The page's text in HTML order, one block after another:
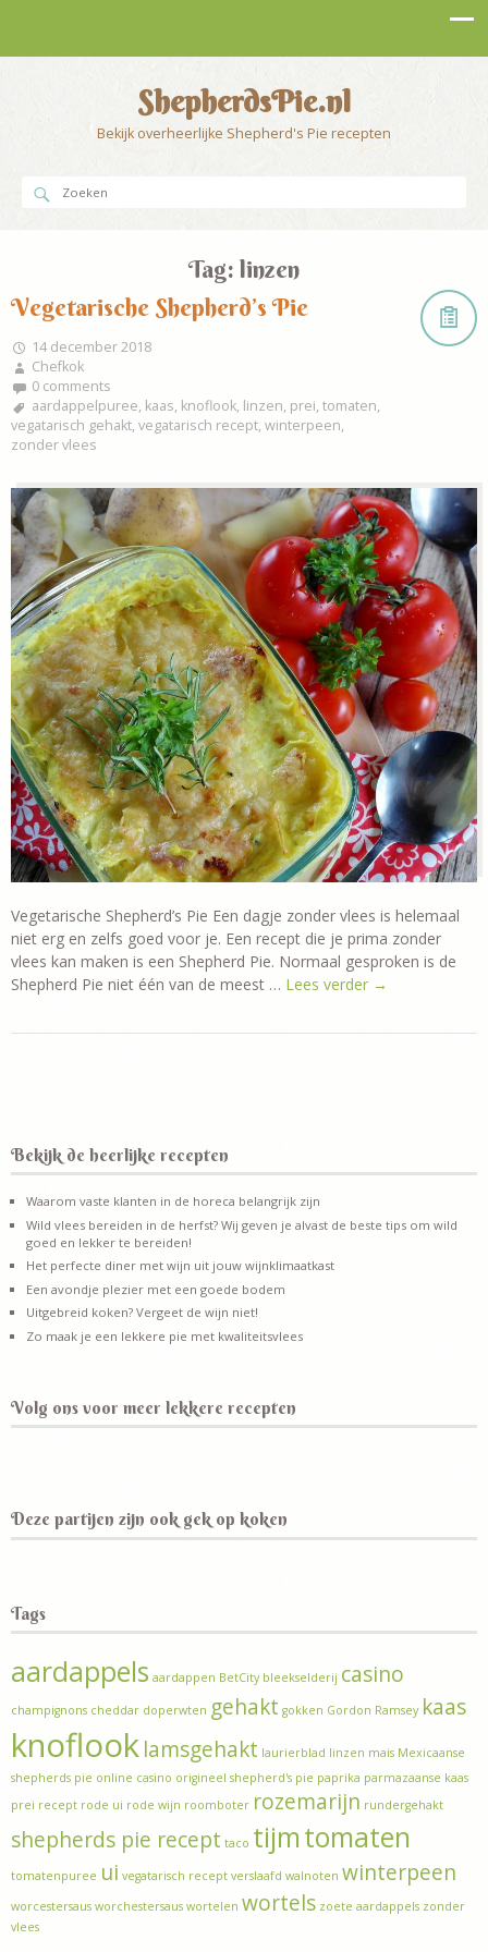
ShepherdsPie.nl
Bekijk overheerlijke Shepherd's Pie recepten
Tag: linzen
Vegetarische Shepherd’s Pie
14 december 2018
Chefkok
0 comments
aardappelpuree, kaas, knoflook, linzen, prei, tomaten,
vegatarisch gehakt, vegatarisch recept, winterpeen,
zonder vlees
Vegetarische Shepherd’s Pie Een dagje zonder vlees is helemaal
niet erg en zelfs goed voor je. Een recept die je prima zonder
vlees kan maken is een Shepherd Pie. Normaal gesproken is de
Shepherd Pie niet één van de meest … Lees verder →
Bekijk de heerlijke recepten
Waarom vaste klanten in de horeca belangrijk zijn
Wild vlees bereiden in de herfst? Wij geven je alvast de beste tips om wild
goed en lekker te bereiden!
Het perfecte diner met wijn uit jouw wijnklimaatkast
Een avondje plezier met een goede bodem
Uitgebreid koken? Vergeet de wijn niet!
Zo maak je een lekkere pie met kwaliteitsvlees
Volg ons voor meer lekkere recepten
Deze partijen zijn ook gek op koken
Tags
aardappels aardappen BetCity bleekselderij casino
champignons cheddar doperwten gehakt gokken Gordon Ramsey kaas
knoflooklamsgehakt laurierblad linzen mais Mexicaanse
shepherds pie online casino origineel shepherd's pie paprika parmazaanse kaas
prei recept rode ui rode wijn roomboter rozemarijn rundergehakt
shepherds pie recept taco tijmtomaten
tomatenpuree ui vegatarisch recept verslaafd walnoten winterpeen
worcestersaus worchestersaus wortelen wortels zoete aardappels zonder
vlees